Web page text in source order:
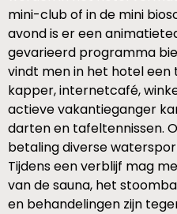
mini-club of in de mini
avond is er een
gevarieerd programma
vindt men in het hotel
kapper, internetcafé,
actieve vakantieganger
darten en tafeltennissen.
betaling diverse
Tijdens een verblijf mag
van de sauna, het
en behandelingen zijn